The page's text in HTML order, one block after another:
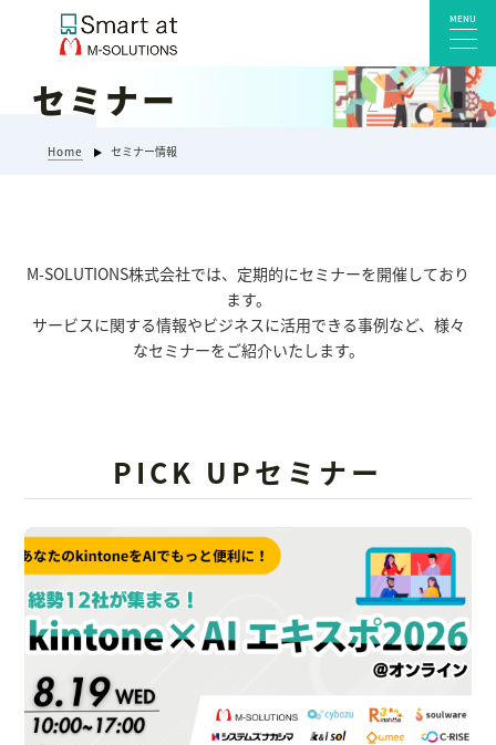
kintoneプラグイン・連携サービス
みやすい解析
MENU
セミナー
Home セミナー情報
M-SOLUTIONS株式会社では、定期的にセミナーを開催しており
ます。
サービスに関する情報やビジネスに活用できる事例など、様々
なセミナーをご紹介いたします。
PICK UPセミナー